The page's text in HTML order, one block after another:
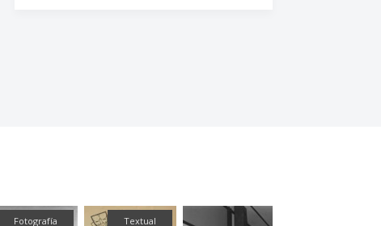
Textual Fotografía